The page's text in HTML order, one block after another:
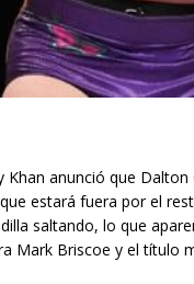
anunció que
estará fuera por el
saltando, lo que
Mark Briscoe y el título